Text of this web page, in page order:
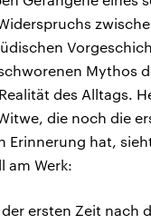
Mythos
des Alltags.
die noch die
Erinnerung hat,
am Werk:
ersten Zeit nach